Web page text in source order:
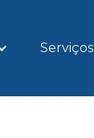
Serviços